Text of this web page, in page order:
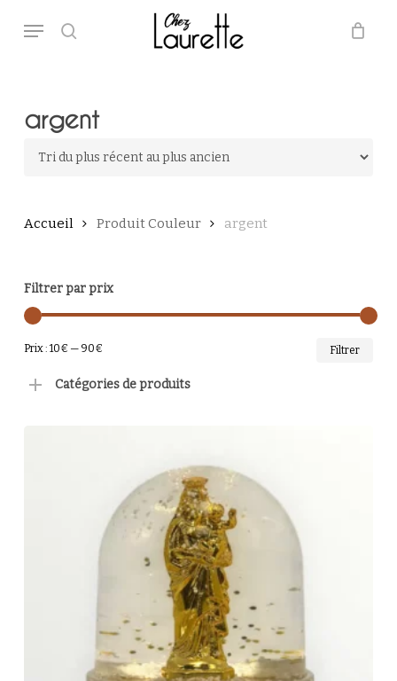
main
search
Menu
Panier Close
argent
Accueil Produit Couleur argent
Filtrer par prix
Filtrer
Prix : 10€ — 90€
Catégories de produits